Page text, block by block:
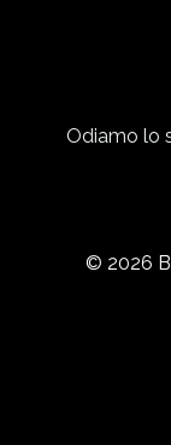
Odiamo lo
© 2026